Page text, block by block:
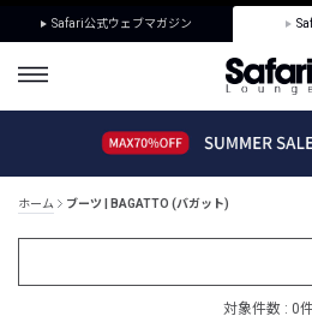
Safari公式ウェブマガジン
ホーム ブーツ | BAGATTO (バガット)
対象件数 : 0